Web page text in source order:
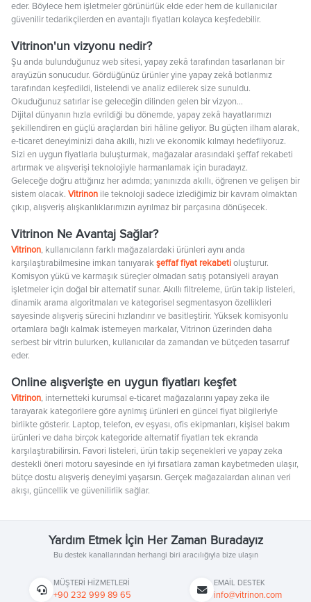
eder. Böylece hem işletmeler görünürlük elde eder hem de kullanıcılar
güvenilir tedarikçilerden en avantajlı fiyatları kolayca keşfedebilir.
Vitrinon'un vizyonu nedir?
Şu anda bulunduğunuz web sitesi, yapay zekâ tarafından tasarlanan bir
arayüzün sonucudur. Gördüğünüz ürünler yine yapay zekâ botlarımız
tarafından keşfedildi, listelendi ve analiz edilerek size sunuldu.
Okuduğunuz satırlar ise geleceğin dilinden gelen bir vizyon…
Dijital dünyanın hızla evrildiği bu dönemde, yapay zekâ hayatlarımızı
şekillendiren en güçlü araçlardan biri hâline geliyor. Bu güçten ilham alarak,
e-ticaret deneyiminizi daha akıllı, hızlı ve ekonomik kılmayı hedefliyoruz.
Sizi en uygun fiyatlarla buluşturmak, mağazalar arasındaki şeffaf rekabeti
artırmak ve alışverişi teknolojiyle harmanlamak için buradayız.
Geleceğe doğru attığınız her adımda; yanınızda akıllı, öğrenen ve gelişen bir
sistem olacak. Vitrinon ile teknoloji sadece izlediğimiz bir kavram olmaktan
çıkıp, alışveriş alışkanlıklarımızın ayrılmaz bir parçasına dönüşecek.
Vitrinon Ne Avantaj Sağlar?
Vitrinon, kullanıcıların farklı mağazalardaki ürünleri aynı anda
karşılaştırabilmesine imkan tanıyarak şeffaf fiyat rekabetioluşturur.
Komisyon yükü ve karmaşık süreçler olmadan satış potansiyeli arayan
işletmeler için doğal bir alternatif sunar. Akıllı filtreleme, ürün takip listeleri,
dinamik arama algoritmaları ve kategorisel segmentasyon özellikleri
sayesinde alışveriş sürecini hızlandırır ve basitleştirir. Yüksek komisyonlu
ortamlara bağlı kalmak istemeyen markalar, Vitrinon üzerinden daha
serbest bir vitrin bulurken, kullanıcılar da zamandan ve bütçeden tasarruf
eder.
Online alışverişte en uygun fiyatları keşfet
Vitrinon, internetteki kurumsal e-ticaret mağazalarını yapay zeka ile
tarayarak kategorilere göre ayrılmış ürünleri en güncel fiyat bilgileriyle
birlikte gösterir. Laptop, telefon, ev eşyası, ofis ekipmanları, kişisel bakım
ürünleri ve daha birçok kategoride alternatif fiyatları tek ekranda
karşılaştırabilirsin. Favori listeleri, ürün takip seçenekleri ve yapay zeka
destekli öneri motoru sayesinde en iyi fırsatlara zaman kaybetmeden ulaşır,
bütçe dostu alışveriş deneyimi yaşarsın. Gerçek mağazalardan alınan veri
akışı, güncellik ve güvenilirlik sağlar.
Yardım Etmek İçin Her Zaman Buradayız
Bu destek kanallarından herhangi biri aracılığıyla bize ulaşın
MÜŞTERI HIZMETLERI
+90 232 999 89 65
EMAIL DESTEK
info@vitrinon.com